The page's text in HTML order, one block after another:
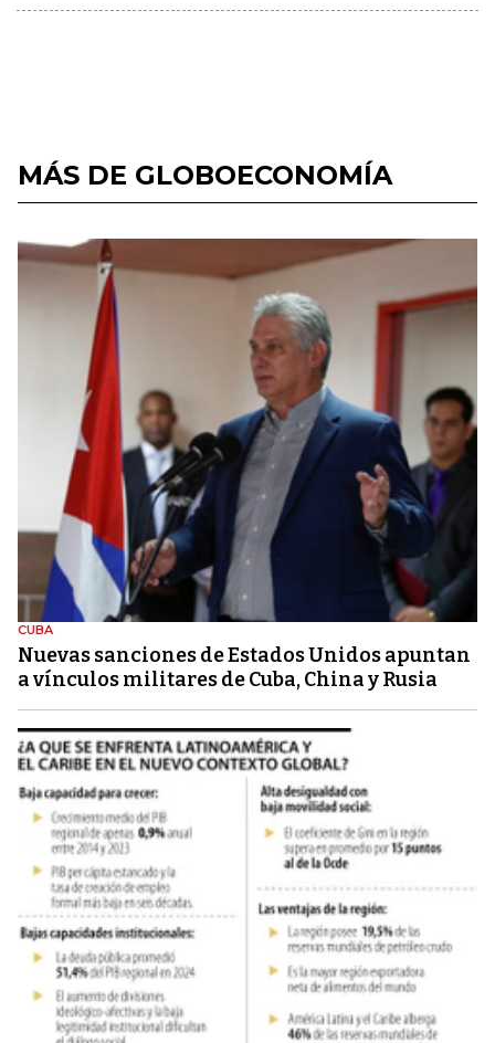
MÁS DE GLOBOECONOMÍA
CUBA
Nuevas sanciones de Estados Unidos apuntan
a vínculos militares de Cuba, China y Rusia